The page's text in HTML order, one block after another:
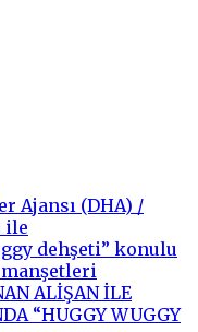
Ajansı (DHA) /
ile
dehşeti” konulu
ALİŞAN İLE
“HUGGY WUGGY